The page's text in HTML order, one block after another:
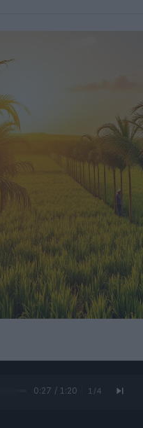
0:28 / 1:20 1 /4